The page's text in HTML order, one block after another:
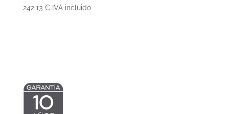
242,13 € IVA incluido